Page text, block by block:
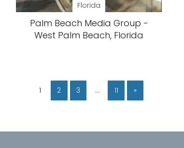
Florida
Palm Beach Media Group -
West Palm Beach, Florida
1 2 3 … 11 »